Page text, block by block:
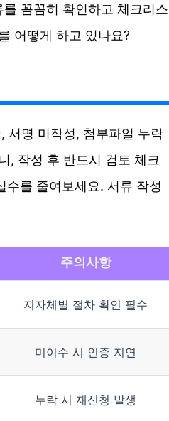
꼼꼼히 확인하고 체크리스
어떻게 하고 있나요?
서명 미작성, 첨부파일 누락
, 작성 후 반드시 검토 체크
수를 줄여보세요. 서류 작성
주의사항
지자체별 절차 확인 필수
미이수 시 인증 지연
누락 시 재신청 발생